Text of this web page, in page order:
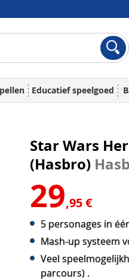
Educatief speelgoed
Star Wars
(Hasbro)
29,95 €
5 personages in
Mash-up systeem
Veel
parcours) .